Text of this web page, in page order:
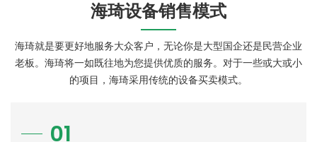
海琦设备销售模式
海琦就是要更好地服务大众客户，无论你是大型国企还是民营企业
老板。海琦将一如既往地为您提供优质的服务。对于一些或大或小
的项目，海琦采用传统的设备买卖模式。
01